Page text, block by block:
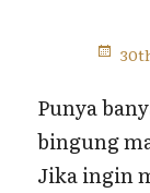
Punya
bingung
Jika ingin